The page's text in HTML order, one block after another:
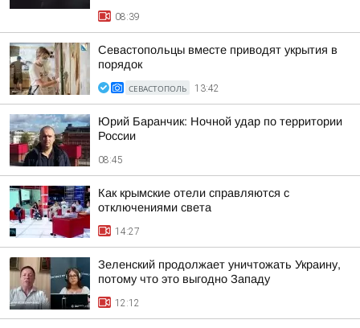
08:39
Севастопольцы вместе приводят укрытия в
порядок
СЕВАСТОПОЛЬ 13:42
Юрий Баранчик: Ночной удар по территории
России
08:45
Как крымские отели справляются с
отключениями света
14:27
Зеленский продолжает уничтожать Украину,
потому что это выгодно Западу
12:12